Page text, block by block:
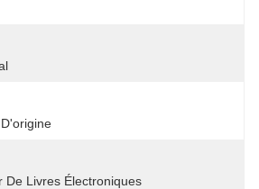
De Livres Électroniques